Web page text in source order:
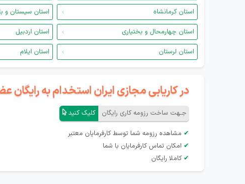
استان کرمانشاه
استان سیستان و
استان چهارمحال و بختیاری
استان اردبیل
استان لرستان
استان ایلام
در کاریابی مجازی ایران استخدام به
جـهت ساخت رزومه کاری رایگان کلیک کنید
✔ مشاهده رزومه شما توسط کارفرمایان معتبر
✔ امکان تماس کارفرمایان با شما
✔ کاملا رایگان